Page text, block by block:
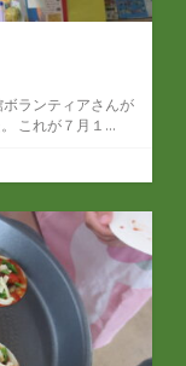
ランティアさんが
これが７月１...